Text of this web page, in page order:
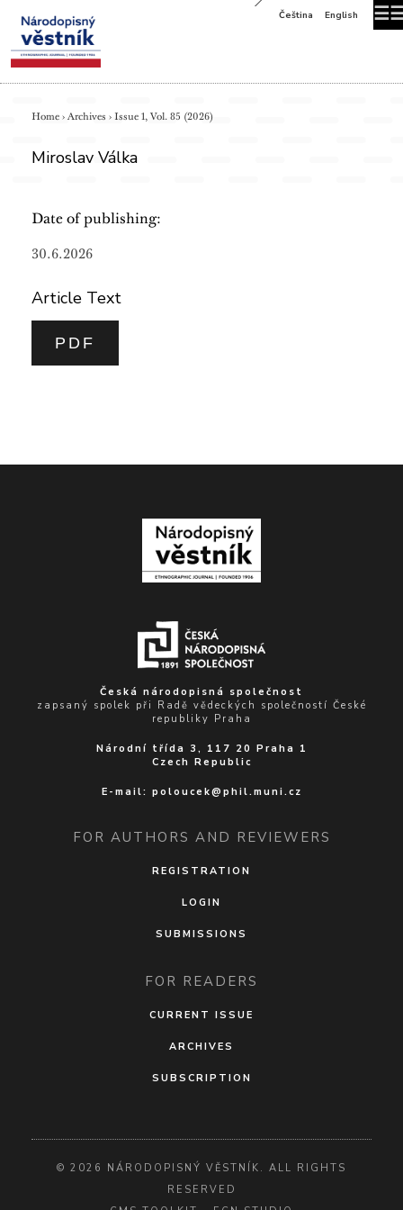
☰
Čeština English
Home › Archives › Issue 1, Vol. 85 (2026)
Miroslav Válka
Date of publishing:
30.6.2026
Article Text
PDF
Česká národopisná společnost
zapsaný spolek při Radě vědeckých společností České
republiky Praha
Národní třída 3, 117 20 Praha 1
Czech Republic
E-mail: poloucek@phil.muni.cz
FOR AUTHORS AND REVIEWERS
REGISTRATION
LOGIN
SUBMISSIONS
FOR READERS
CURRENT ISSUE
ARCHIVES
SUBSCRIPTION
© 2026 NÁRODOPISNÝ VĚSTNÍK. ALL RIGHTS
RESERVED